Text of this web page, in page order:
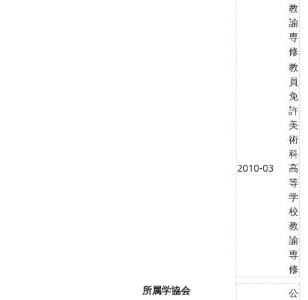
教
諭
専
修
2010-03
教
員
免
許
美
術
科
高
等
学
校
教
諭
専
修
所属学協会
公